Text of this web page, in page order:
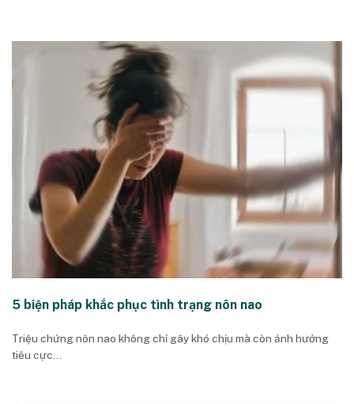
5 biện pháp khắc phục tình trạng nôn nao
Triệu chứng nôn nao không chỉ gây khó chịu mà còn ảnh hưởng
tiêu cực...